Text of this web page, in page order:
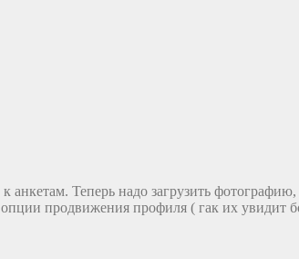
Теперь надо загрузить
продвижения профиля ( гак их увидит